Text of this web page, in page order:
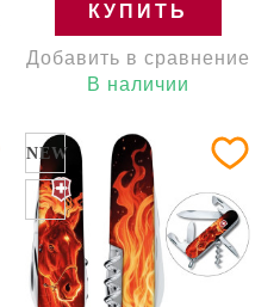
КУПИТЬ
Добавить в сравнение
В наличии
NEW